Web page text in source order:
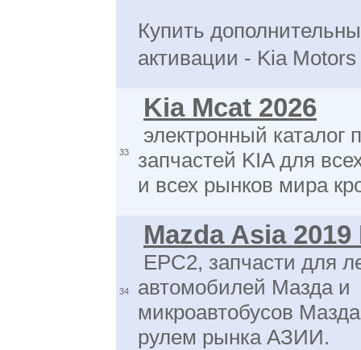
Купить
активации - Kia
33
Kia Mcat 2026
электронный каталог
запчастей KIA для
и всех рынков мира
34
Mazda Asia 2019
EPC2, запчасти для
автомобилей Мазда и
микроавтобусов
рулем рынка АЗИИ.